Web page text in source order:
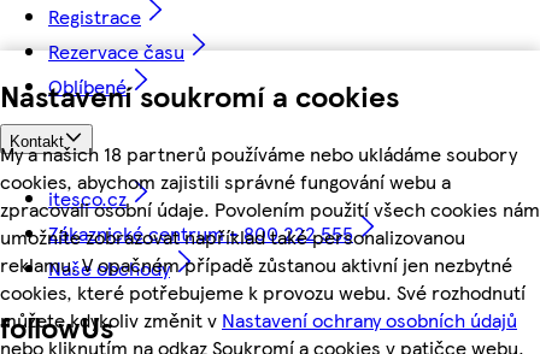
Nastavení soukromí a cookies
My a našich 18 partnerů používáme nebo ukládáme soubory
cookies, abychom zajistili správné fungování webu a
zpracovali osobní údaje. Povolením použití všech cookies nám
umožníte zobrazovat například také personalizovanou
reklamu. V opačném případě zůstanou aktivní jen nezbytné
cookies, které potřebujeme k provozu webu. Své rozhodnutí
můžete kdykoliv změnit v Nastavení ochrany osobních údajů
nebo kliknutím na odkaz Soukromí a cookies v patičce webu.
Registrace
Rezervace času
Oblíbené
Kontakt
itesco.cz
Zákaznické centrum - 800 222 555
Naše obchody
followUs